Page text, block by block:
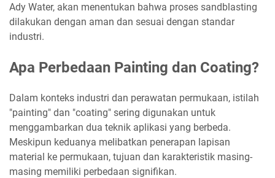
Ady Water, akan menentukan bahwa proses sandblasting
dilakukan dengan aman dan sesuai dengan standar
industri.
Apa Perbedaan Painting dan Coating?
Dalam konteks industri dan perawatan permukaan, istilah
"painting" dan "coating" sering digunakan untuk
menggambarkan dua teknik aplikasi yang berbeda.
Meskipun keduanya melibatkan penerapan lapisan
material ke permukaan, tujuan dan karakteristik masing-
masing memiliki perbedaan signifikan.